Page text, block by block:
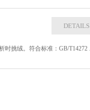
DETAILS